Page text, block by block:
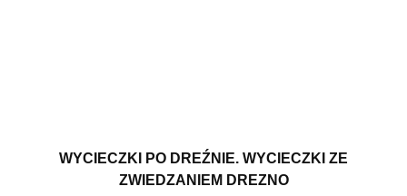
WYCIECZKI PO DREŹNIE. WYCIECZKI ZE
ZWIEDZANIEM DREZNO